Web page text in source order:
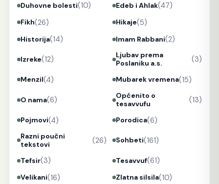
Duhovne bolesti(10) Edeb i Ahlak(47)
Fikh(26) Hikaje(5)
Historija(14) Imam Rabbani(2)
Izreke(12)
Ljubav prema
Poslaniku a.s.
(3)
Menzil(4) Mubarek vremena(15)
O nama(6)
Općenito o
tesavvufu
(13)
Pojmovi(4) Porodica(6)
Razni poučni
tekstovi
(26) Sohbeti(161)
Tefsir(3) Tesavvuf(61)
Velikani(16) Zlatna silsila(10)